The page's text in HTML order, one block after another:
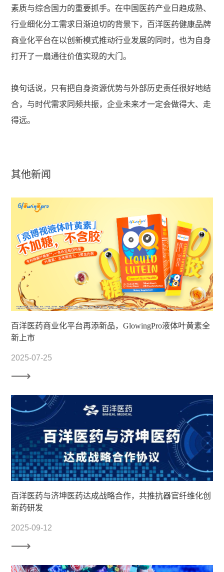
素质与综合国力的重要抓手。在中国医药产业日趋成熟、
行业细化分工需求日渐迫切的背景下，百洋医药健康品牌
商业化平台在以创新模式推动行业发展的同时，也为自身
打开了一扇通往价值实现的大门。
换句话说，只有把自身资源优势与外部历史责任很好地结
合，与时代需求同频共振，企业未来才一定会做得大、走
得远。
其他新闻
百洋医药商业化平台再添新品，GlowingPro液体叶黄素全
新上市
2025-07-25
百洋医药与济坤医药达成战略合作，共推抗器官纤维化创
新药研发
2025-09-12